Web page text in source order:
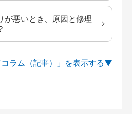
が悪いとき、原因と修理
ラム（記事）」を